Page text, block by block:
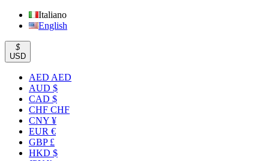
Italiano
English
$
USD
AED AED
AUD $
CAD $
CHF CHF
CNY ¥
EUR €
GBP £
HKD $